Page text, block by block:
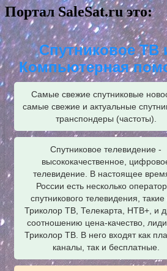
Портал SaleSat.ru это:
Спутниковое ТВ
Компьютерная
Самые свежие спутниковые
самые свежие и актуальные
транспондеры (частоты).
Спутниковое телевидение -
высококачественное,
телевидение. В настоящее
России есть несколько
спутникового телевидения, такие
Триколор ТВ, Телекарта, НТВ+, и
соотношению цена-качество,
Триколор ТВ. В него входят как
каналы, так и бесплатные.